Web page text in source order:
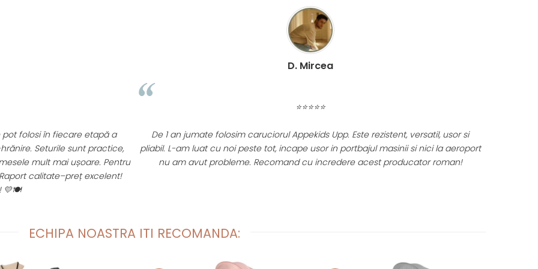
caruciorul Appekids Upp. Este rezistent, versatil, usor si
tot, incape usor in portbajul masinii si nici la aeroport
Recomand cu incredere acest producator roman!
Recomand cu cel mai mare drag produsele celor de la
Am inceput inca din primele luni de viata a fetitei cu
continuam catre seturile de diversificare, scaunul auto si
ECHIPA NOASTRA ITI RECOMANDA: